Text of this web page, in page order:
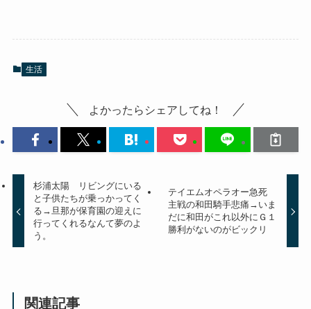
生活
よかったらシェアしてね！
杉浦太陽 リビングにいる
と子供たちが乗っかってく
る→旦那が保育園の迎えに
行ってくれるなんて夢のよ
う。
テイエムオペラオー急死
主戦の和田騎手悲痛→いま
だに和田がこれ以外にＧ１
勝利がないのがビックリ
関連記事